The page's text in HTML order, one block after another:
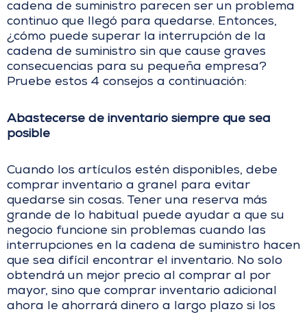
cadena de suministro parecen ser un problema
continuo que llegó para quedarse. Entonces,
¿cómo puede superar la interrupción de la
cadena de suministro sin que cause graves
consecuencias para su pequeña empresa?
Pruebe estos 4 consejos a continuación:
Abastecerse de inventario siempre que sea
posible
Cuando los artículos estén disponibles, debe
comprar inventario a granel para evitar
quedarse sin cosas. Tener una reserva más
grande de lo habitual puede ayudar a que su
negocio funcione sin problemas cuando las
interrupciones en la cadena de suministro hacen
que sea difícil encontrar el inventario. No solo
obtendrá un mejor precio al comprar al por
mayor, sino que comprar inventario adicional
ahora le ahorrará dinero a largo plazo si los